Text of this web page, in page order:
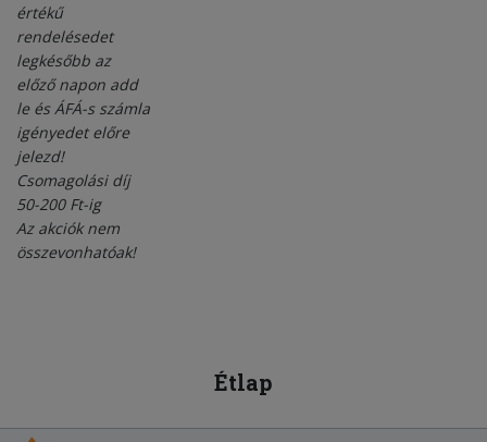
értékű
rendelésedet
legkésőbb az
előző napon add
le és ÁFÁ-s számla
igényedet előre
jelezd!
Csomagolási díj
50-200 Ft-ig
Az akciók nem
összevonhatóak!
Étlap